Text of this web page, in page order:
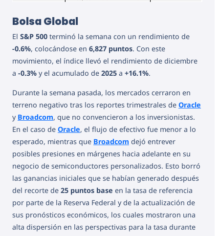
Bolsa Global
El S&P 500 terminó la semana con un rendimiento de
-0.6%, colocándose en 6,827 puntos. Con este
movimiento, el índice llevó el rendimiento de diciembre
a -0.3% y el acumulado de 2025 a +16.1%.
Durante la semana pasada, los mercados cerraron en
terreno negativo tras los reportes trimestrales de Oracle
y Broadcom, que no convencieron a los inversionistas.
En el caso de Oracle, el flujo de efectivo fue menor a lo
esperado, mientras que Broadcom dejó entrever
posibles presiones en márgenes hacia adelante en su
negocio de semiconductores personalizados. Esto borró
las ganancias iniciales que se habían generado después
del recorte de 25 puntos base en la tasa de referencia
por parte de la Reserva Federal y de la actualización de
sus pronósticos económicos, los cuales mostraron una
alta dispersión en las perspectivas para la tasa durante